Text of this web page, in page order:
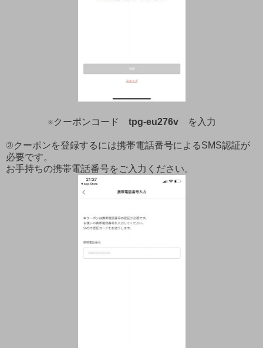
※クーポンコード tpg-eu276vを入力
③クーポンを登録するには携帯電話番号によるSMS認証が
必要です。
お手持ちの携帯電話番号をご入力ください。